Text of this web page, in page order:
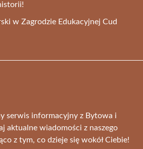
w Zagrodzie Edukacyjnej Cud
serwis informacyjny z Bytowa i
aktualne wiadomości z naszego
z tym, co dzieje się wokół Ciebie!